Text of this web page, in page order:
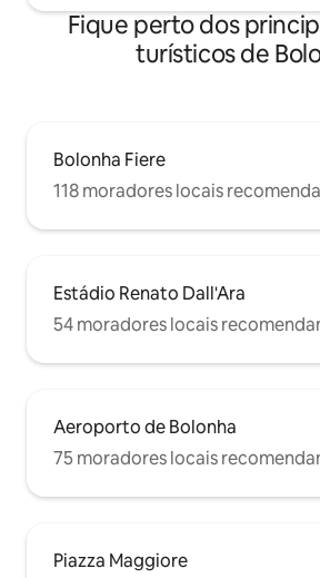
Fique perto dos
turísticos de
Bolonha Fiere
118 moradores locais
Estádio Renato Dall'Ara
54 moradores locais
Aeroporto de Bolonha
75 moradores locais
Piazza Maggiore